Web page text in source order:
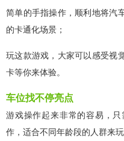
简单的手指操作，顺利地将汽
的卡通化场景；
玩这款游戏，大家可以感受视
卡等你来体验。
车位找不停亮点
游戏操作起来非常的容易，
作，适合不同年龄段的人群来玩